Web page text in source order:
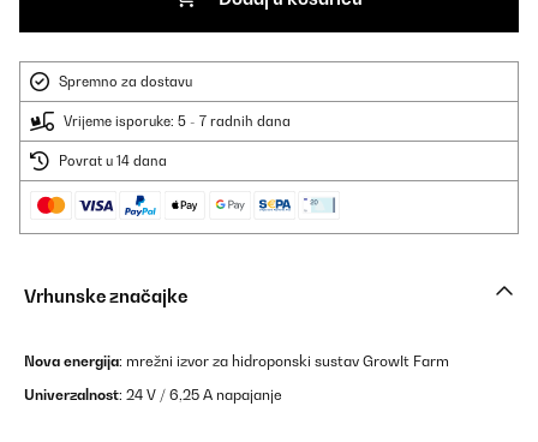
Spremno za dostavu
Vrijeme isporuke: 5 - 7 radnih dana
Povrat u 14 dana
Vrhunske značajke
Nova energija: mrežni izvor za hidroponski sustav GrowIt Farm
Univerzalnost: 24 V / 6,25 A napajanje